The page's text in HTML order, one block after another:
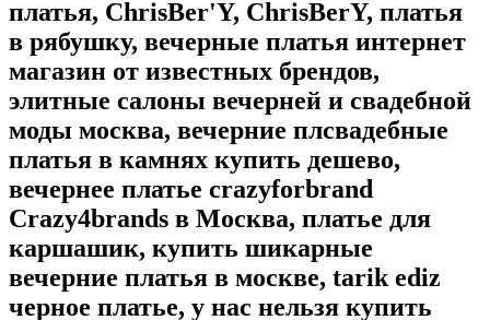
платья, ChrisBer'Y, ChrisBerY, платья
в рябушку, вечерные платья интернет
магазин от известных брендов,
элитные салоны вечерней и свадебной
моды москва, вечерние плсвадебные
платья в камнях купить дешево,
вечернее платье crazyforbrand
Crazy4brands в Москва, платье для
каршашик, купить шикарные
вечерние платья в москве, tarik ediz
черное платье, у нас нельзя купить